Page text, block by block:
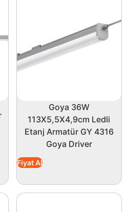
Goya 36W
113X5,5X4,9cm Ledli
Etanj Armatür GY 4316
Goya Driver
Fiyat Al